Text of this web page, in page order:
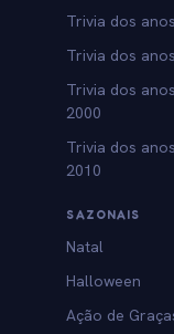
Trivia dos
Trivia dos
Trivia dos anos
2000
Trivia dos anos
2010
SAZONAIS
Natal
Halloween
Ação de